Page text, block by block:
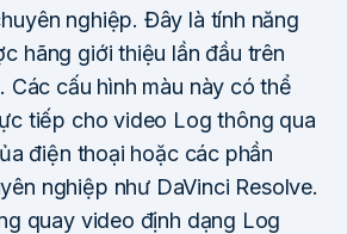
nghiệp. Đây là tính năng
hãng giới thiệu lần đầu trên
Các cấu hình màu này có thể
tiếp cho video Log thông qua
điện thoại hoặc các phần
nghiệp như DaVinci Resolve.
quay video định dạng Log